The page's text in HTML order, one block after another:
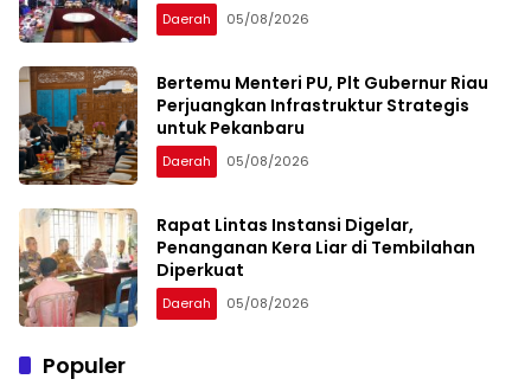
Daerah 05/08/2026
Bertemu Menteri PU, Plt Gubernur Riau
Perjuangkan Infrastruktur Strategis
untuk Pekanbaru
Daerah 05/08/2026
Rapat Lintas Instansi Digelar,
Penanganan Kera Liar di Tembilahan
Diperkuat
Daerah 05/08/2026
Populer